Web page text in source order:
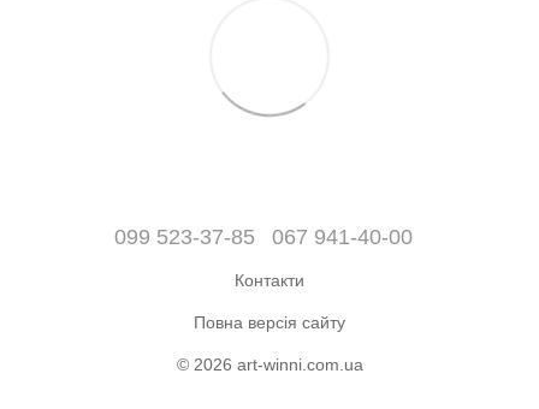
099 523-37-85 067 941-40-00
Контакти
Повна версія сайту
© 2026 art-winni.com.ua